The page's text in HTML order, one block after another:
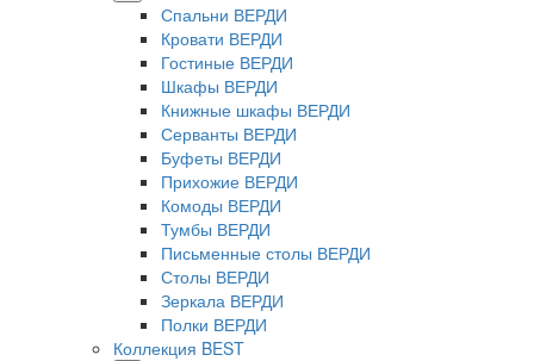
Спальни ВЕРДИ
Кровати ВЕРДИ
Гостиные ВЕРДИ
Шкафы ВЕРДИ
Книжные шкафы ВЕРДИ
Серванты ВЕРДИ
Буфеты ВЕРДИ
Прихожие ВЕРДИ
Комоды ВЕРДИ
Тумбы ВЕРДИ
Письменные столы ВЕРДИ
Столы ВЕРДИ
Зеркала ВЕРДИ
Полки ВЕРДИ
Коллекция BEST